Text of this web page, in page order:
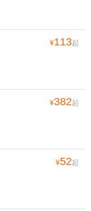
¥113起
¥382起
¥52起